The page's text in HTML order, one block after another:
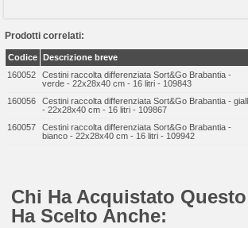
Prodotti correlati:
Codice Descrizione breve
160052
Cestini raccolta differenziata Sort&Go Brabantia -
verde - 22x28x40 cm - 16 litri - 109843
160056
Cestini raccolta differenziata Sort&Go Brabantia -
- 22x28x40 cm - 16 litri - 109867
160057
Cestini raccolta differenziata Sort&Go Brabantia -
bianco - 22x28x40 cm - 16 litri - 109942
Chi Ha Acquistato
Ha Scelto Anche: